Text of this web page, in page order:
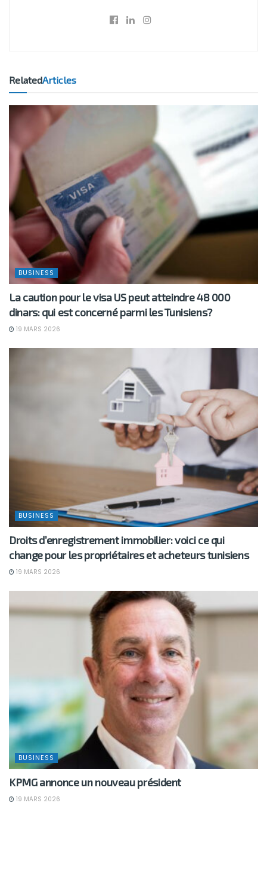
RelatedArticles
BUSINESS
La caution pour le visa US peut atteindre 48 000
dinars: qui est concerné parmi les Tunisiens?
19 MARS 2026
BUSINESS
Droits d’enregistrement immobilier: voici ce qui
change pour les propriétaires et acheteurs tunisiens
19 MARS 2026
BUSINESS
KPMG annonce un nouveau président
19 MARS 2026